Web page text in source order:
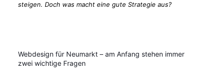
steigen. Doch was macht eine gute Strategie aus?
Webdesign für Neumarkt – am Anfang stehen immer
zwei wichtige Fragen